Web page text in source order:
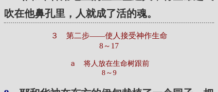
吹在他鼻孔里，人就成了活的魂。
３ 第二步——使人接受神作生命
8～17
ａ 将人放在生命树跟前
8～9